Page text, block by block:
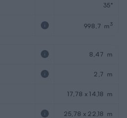
35°
998,7 m3
8,47 m
2,7 m
17,78 x 14,18 m
25,78 x 22,18 m